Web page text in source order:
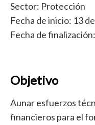
Sector: Protección
Fecha de inicio: 13
Fecha de
Objetivo
Aunar esfuerzos
financieros para el